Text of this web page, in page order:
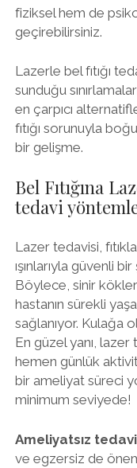
fiziksel hem de
geçirebilirsiniz.
Lazerle bel fıtığı
sunduğu
en çarpıcı
fıtığı sorunuyla
bir gelişme.
Bel Fıtığına
tedavi
Lazer tedavisi,
ışınlarıyla güvenli
Böylece, sinir
hastanın sürekli
sağlanıyor. Kulağa
En güzel yanı,
hemen günlük
bir ameliyat süreci
minimum seviyede!
Ameliyatsız
ve egzersiz de